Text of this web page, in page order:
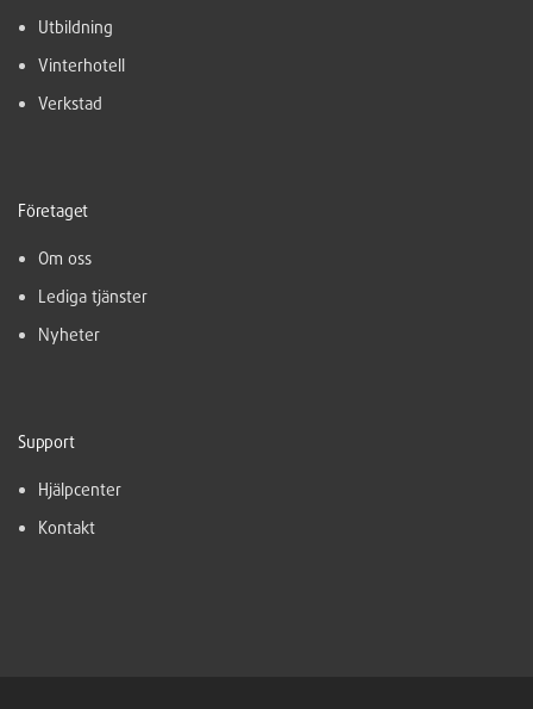
Utbildning
Vinterhotell
Verkstad
Företaget
Om oss
Lediga tjänster
Nyheter
Support
Hjälpcenter
Kontakt